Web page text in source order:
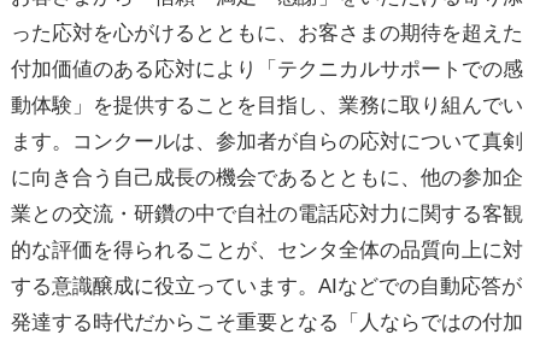
った応対を心がけるとともに、お客さまの期待を超えた
付加価値のある応対により「テクニカルサポートでの感
動体験」を提供することを目指し、業務に取り組んでい
ます。コンクールは、参加者が自らの応対について真剣
に向き合う自己成長の機会であるとともに、他の参加企
業との交流・研鑽の中で自社の電話応対力に関する客観
的な評価を得られることが、センタ全体の品質向上に対
する意識醸成に役立っています。AIなどでの自動応答が
発達する時代だからこそ重要となる「人ならではの付加